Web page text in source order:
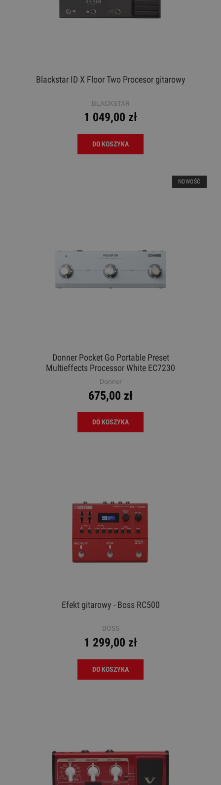
Blackstar ID X Floor Two Procesor gitarowy
BLACKSTAR
1 049,00 zł
DO KOSZYKA
Donner Pocket Go Portable Preset
Multieffects Processor White EC7230
Procesor gitarowy
Donner
675,00 zł
DO KOSZYKA
NOWOŚĆ
Efekt gitarowy - Boss RC500
BOSS
1 299,00 zł
DO KOSZYKA